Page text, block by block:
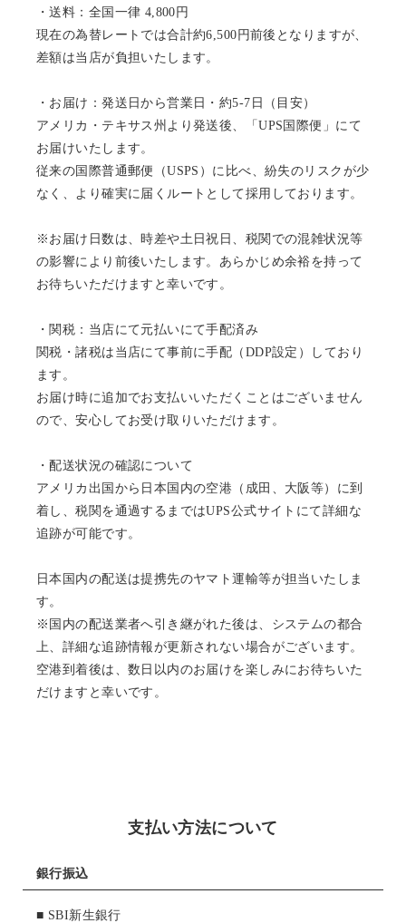
・送料：全国一律 4,800円
現在の為替レートでは合計約6,500円前後となりますが、
差額は当店が負担いたします。
・お届け：発送日から営業日・約5-7日（目安）
アメリカ・テキサス州より発送後、「UPS国際便」にて
お届けいたします。
従来の国際普通郵便（USPS）に比べ、紛失のリスクが少
なく、より確実に届くルートとして採用しております。
※お届け日数は、時差や土日祝日、税関での混雑状況等
の影響により前後いたします。あらかじめ余裕を持って
お待ちいただけますと幸いです。
・関税：当店にて元払いにて手配済み
関税・諸税は当店にて事前に手配（DDP設定）しており
ます。
お届け時に追加でお支払いいただくことはございません
ので、安心してお受け取りいただけます。
・配送状況の確認について
アメリカ出国から日本国内の空港（成田、大阪等）に到
着し、税関を通過するまではUPS公式サイトにて詳細な
追跡が可能です。
日本国内の配送は提携先のヤマト運輸等が担当いたしま
す。
※国内の配送業者へ引き継がれた後は、システムの都合
上、詳細な追跡情報が更新されない場合がございます。
空港到着後は、数日以内のお届けを楽しみにお待ちいた
だけますと幸いです。
支払い方法について
銀行振込
■ SBI新生銀行